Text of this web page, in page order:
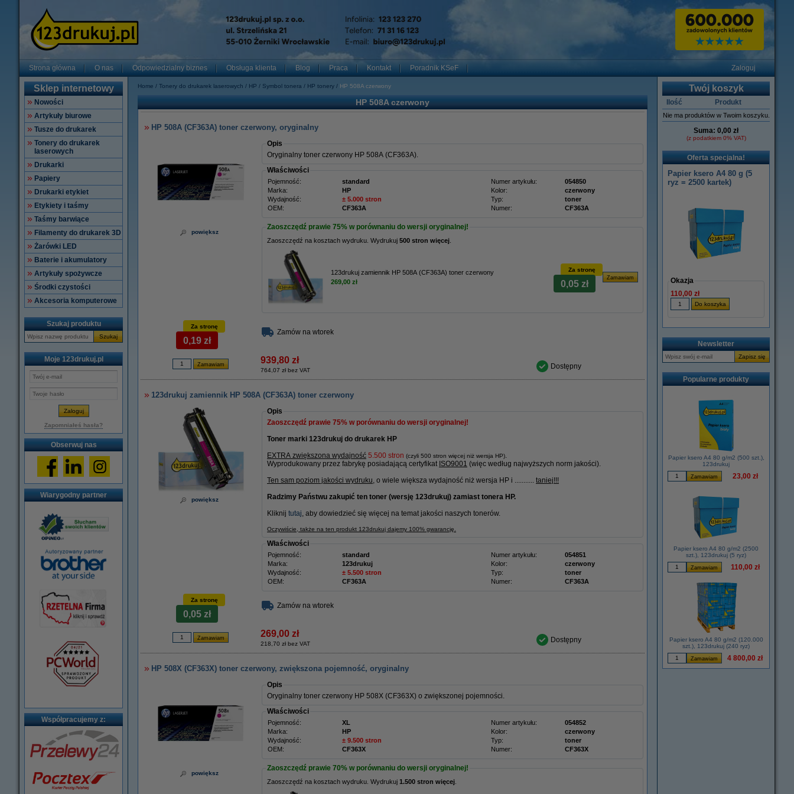
Strona główna O nas Odpowiedzialny biznes Obsługa klienta Blog Praca Kontakt Poradnik KSeF Zaloguj
Sklep internetowy
Nowości
Artykuły biurowe
Tusze do drukarek
Tonery do drukarek
laserowych
Drukarki
Papiery
Drukarki etykiet
Etykiety i taśmy
Taśmy barwiące
Filamenty do drukarek 3D
Żarówki LED
Baterie i akumulatory
Artykuły spożywcze
Środki czystości
Akcesoria komputerowe
Szukaj produktu
Szukaj
Moje 123drukuj.pl
Zapomniałeś hasła?
Obserwuj nas
Wiarygodny partner
Współpracujemy z:
Home Tonery do drukarek laserowych HP Symbol tonera HP tonery HP 508A czerwony
HP 508A czerwony
HP 508A (CF363A) toner czerwony, oryginalny
powiększ
Opis
Oryginalny toner czerwony HP 508A (CF363A).
Właściwości
Pojemność: standard Numer artykułu:
054850
Marka:
HP Kolor:
czerwony
Wydajność:
± 5.000 stron Typ:
toner
OEM:
CF363A Numer: CF363A
Zaoszczędź prawie 75% w porównaniu do wersji oryginalnej!
Zaoszczędź na kosztach wydruku. Wydrukuj 500 stron więcej
123drukuj zamiennik HP 508A (CF363A) toner czerwony
269,00 zł
Za stronę
0,05 zł
Za stronę
0,19 zł
Zamów na wtorek
939,80 zł
764,07 zł bez VAT Dostępny
123drukuj zamiennik HP 508A (CF363A) toner czerwony
powiększ
Opis
Zaoszczędź prawie 75% w porównaniu do wersji oryginalnej!
Toner marki 123drukuj do drukarek HP
EXTRA zwiększona wydajność 5.500 stron (czyli 500 stron więcej niż wersja HP).
Wyprodukowany przez fabrykę posiadającą certyfikat ISO9001 (więc według najwyższych norm jakości).
Ten sam poziom jakości wydruku, o wiele większa wydajność niż wersja HP i ........... taniej!!!
Radzimy Państwu zakupić ten toner (wersję 123drukuj) zamiast tonera HP.
Kliknij tutaj, aby dowiedzieć się więcej na temat jakości naszych tonerów.
Oczywiście, także na ten produkt 123drukuj dajemy 100% gwarancję.
Właściwości
Pojemność: standard Numer artykułu:
054851
Marka:
123drukuj Kolor:
czerwony
Wydajność:
± 5.500 stron Typ:
toner
OEM:
CF363A Numer: CF363A
Za stronę
0,05 zł
Zamów na wtorek
269,00 zł
218,70 zł bez VAT Dostępny
HP 508X (CF363X) toner czerwony, zwiększona pojemność, oryginalny
powiększ
Opis
Oryginalny toner czerwony HP 508X (CF363X) o zwiększonej pojemności.
Właściwości
Pojemność: XL Numer artykułu:
054852
Marka:
HP Kolor:
czerwony
Wydajność:
± 9.500 stron Typ:
toner
OEM:
CF363X Numer: CF363X
Zaoszczędź prawie 70% w porównaniu do wersji oryginalnej!
Zaoszczędź na kosztach wydruku. Wydrukuj 1.500 stron więcej
Twój koszyk
Ilość Produkt
Nie ma produktów w Twoim koszyku.
Suma: 0,00 zł
(z podatkiem 0% VAT)
Oferta specjalna!
Papier ksero A4 80 g (5
ryz = 2500 kartek)
Okazja
110,00 zł
Newsletter
Popularne produkty
Papier ksero A4 80 g/m2 (500 szt.),
123drukuj
23,00 zł
Papier ksero A4 80 g/m2 (2500
szt.), 123drukuj (5 ryz)
110,00 zł
Papier ksero A4 80 g/m2 (120.000
szt.), 123drukuj (240 ryz)
4 800,00 zł